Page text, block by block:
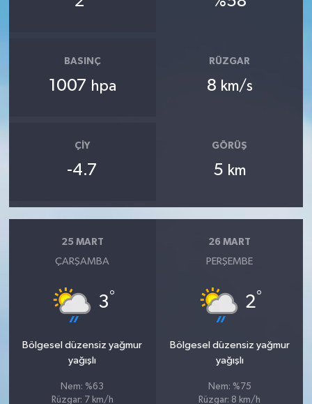
BASINÇ
1007 hpa
RÜZGAR
8 km/s
ÇIY
-4.7
GÖRÜŞ
5 km
25 MART
ÇARŞAMBA
3°
Bölgesel düzensiz yağmur
yağışlı
Nem: %63
Rüzgar: 7 km/h
26 MART
PERŞEMBE
2°
Bölgesel düzensiz yağmur
yağışlı
Nem: %75
Rüzgar: 8 km/h